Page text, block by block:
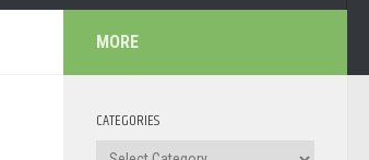
MORE
CATEGORIES
Categories